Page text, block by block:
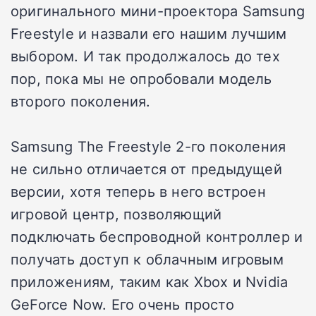
оригинального мини-проектора Samsung
Freestyle и назвали его нашим лучшим
выбором. И так продолжалось до тех
пор, пока мы не опробовали модель
второго поколения.
Samsung The Freestyle 2-го поколения
не сильно отличается от предыдущей
версии, хотя теперь в него встроен
игровой центр, позволяющий
подключать беспроводной контроллер и
получать доступ к облачным игровым
приложениям, таким как Xbox и Nvidia
GeForce Now. Его очень просто